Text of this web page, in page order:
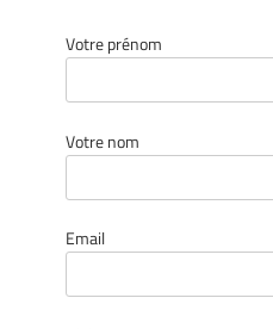
Votre prénom
Votre nom
Email